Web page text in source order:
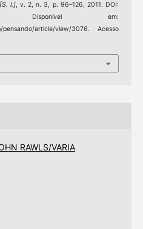
[S. l.], v. 2, n. 3, p. 96–126, 2011. DOI:
Disponível em:
pensando/article/view/3076. Acesso
RAWLS/VARIA